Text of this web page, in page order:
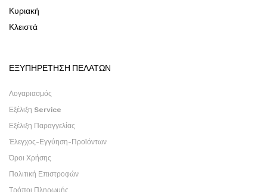
Κυριακή
Κλειστά
ΕΞΥΠΗΡΕΤΗΣΗ ΠΕΛΑΤΩΝ
Λογαριασμός
Εξέλιξη Service
Εξέλιξη Παραγγελίας
Έλεγχος-Εγγύηση-Προϊόντων
Όροι Χρήσης
Πολιτική Επιστροφών
Τρόποι Πληρωμής